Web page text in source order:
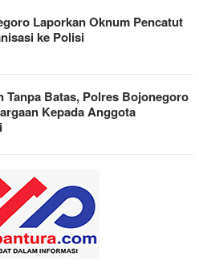
Laporkan Oknum Pencatut
ke Polisi
Tanpa Batas, Polres Bojonegoro
Kepada Anggota